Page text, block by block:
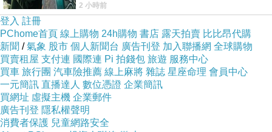
2004）乘郵輪赴倫敦6月15日於英國倫敦St.S
2 小時前
登入 註冊
PChome首頁 線上購物 24h購物 書店 露天拍賣 比比昂代購
新聞 /氣象 股市 個人新聞台 廣告刊登 加入聯播網 全球購物
買賣租屋 支付連 國際連 Pi 拍錢包 旅遊 服務中心
買車 旅行團 汽車險推薦 線上麻將 雜誌 星座命理 會員中心
一元簡訊 直播達人 數位憑證 企業簡訊
買網址 虛擬主機 企業郵件
廣告刊登 隱私權聲明
消費者保護 兒童網路安全